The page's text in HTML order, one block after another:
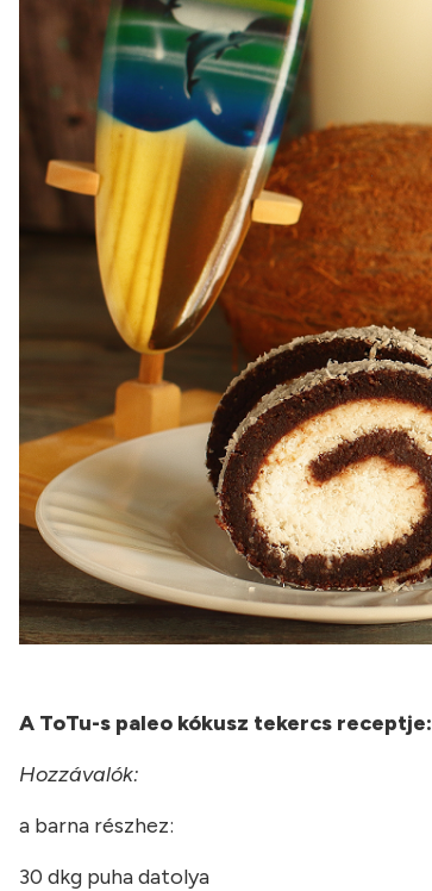
A ToTu-s paleo kókusz tekercs receptje:
Hozzávalók:
a barna részhez:
30 dkg puha datolya